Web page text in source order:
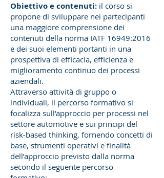
Obiettivo e contenuti: il corso si
propone di sviluppare nei partecipanti
una maggiore comprensione dei
contenuti della norma IATF 16949:2016
e dei suoi elementi portanti in una
prospettiva di efficacia, efficienza e
miglioramento continuo dei processi
aziendali.
Attraverso attività di gruppo o
individuali, il percorso formativo si
focalizza sull'approccio per processi nel
settore automotive e sui principi del
risk-based thinking, fornendo concetti di
base, strumenti operativi e finalità
dell’approccio previsto dalla norma
secondo il seguente percorso